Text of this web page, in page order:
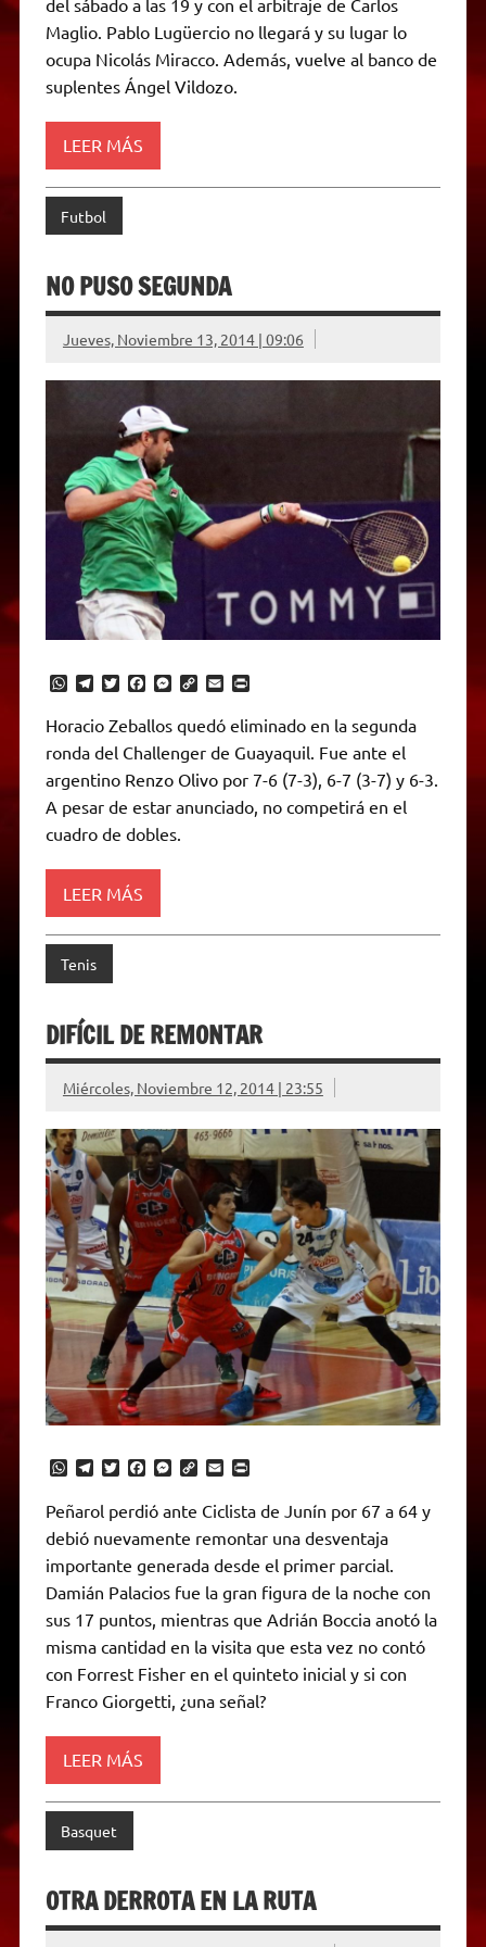
p
p
a
m
r
o
k
g
e
r
n
k
r
i
n
Maglio. Pablo Lugüercio no llegará y su lugar lo
ocupa Nicolás Miracco. Además, vuelve al banco de
suplentes Ángel Vildozo.
LEER MÁS
Futbol
NO PUSO SEGUNDA
Jueves, Noviembre 13, 2014 | 09:06
W
t
s
p
p
T
l
e
g
r
a
m
T
t
t
e
r
F
c
e
b
o
k
M
s
e
g
e
C
y
L
i
n
k
E
a
i
l
P
n
t
F
r
i
e
Horacio Zeballos quedó eliminado en la segunda
ronda del Challenger de Guayaquil. Fue ante el
argentino Renzo Olivo por 7-6 (7-3), 6-7 (3-7) y 6-3.
A pesar de estar anunciado, no competirá en el
cuadro de dobles.
LEER MÁS
Tenis
DIFÍCIL DE REMONTAR
Miércoles, Noviembre 12, 2014 | 23:55
W
a
t
s
p
p
T
e
g
r
a
m
T
t
t
e
r
F
c
e
b
o
k
M
s
e
g
e
C
p
y
L
i
n
k
E
a
i
l
P
n
t
F
r
i
n
d
l
y
Peñarol perdió ante Ciclista de Junín por 67 a 64 y
debió nuevamente remontar una desventaja
importante generada desde el primer parcial.
Damián Palacios fue la gran figura de la noche con
sus 17 puntos, mientras que Adrián Boccia anotó la
misma cantidad en la visita que esta vez no contó
con Forrest Fisher en el quinteto inicial y si con
Franco Giorgetti, ¿una señal?
LEER MÁS
Basquet
OTRA DERROTA EN LA RUTA